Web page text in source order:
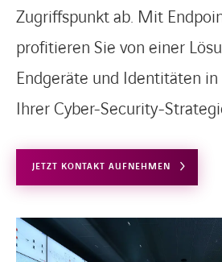
Zugriffspunkt ab. Mit
profitieren Sie von einer
Endgeräte und Identitäten
Ihrer Cyber-Security-
JETZT KONTAKT AUFNEHMEN